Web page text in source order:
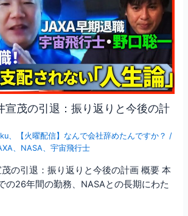
宣茂の引退：振り返りと今後の計
、 【火曜配信】なんで会社辞めたんですか？ /
、 NASA、宇宙飛行士
の引退：振り返りと今後の計画 概要 本
の26年間の勤務、NASAとの長期にわた